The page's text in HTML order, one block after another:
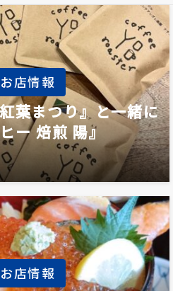
店情報
葉まつり』と一緒に
ー 焙煎 陽』
店情報